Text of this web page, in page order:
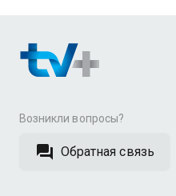
Возникли вопросы?
Обратная связь